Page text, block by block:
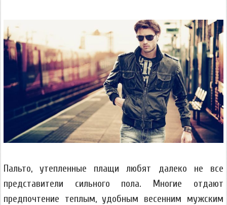
Пальто, утепленные плащи любят далеко не все
представители сильного пола. Многие отдают
предпочтение теплым, удобным весенним мужским